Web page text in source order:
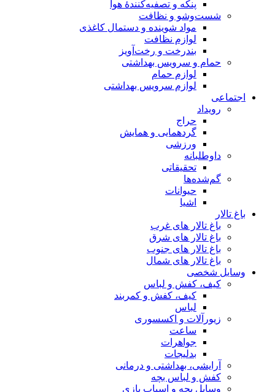
پنکه و تصفیه‌کنندهٔ هوا
شست‌وشو و نظافت
مواد شوینده و دستمال کاغذی
لوازم نظافت
بندرخت و رخت‌آویز
حمام و سرویس بهداشتی
لوازم حمام
لوازم سرویس بهداشتی
اجتماعی
رویداد
حراج
گردهمایی و همایش
ورزشی
داوطلبانه
تحقیقاتی
گم‌شده‌ها
حیوانات
اشیا
باغ تالار
باغ تالار های غرب
باغ تالار های شرق
باغ تالار های جنوب
باغ تالار های شمال
وسایل شخصی
کیف، کفش و لباس
کیف، کفش و کمربند
لباس
زیورآلات و اکسسوری
ساعت
جواهرات
بدلیجات
آرایشی، بهداشتی و درمانی
کفش و لباس بچه
وسایل بچه و اسباب بازی